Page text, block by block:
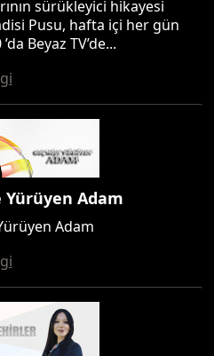
sürükleyici hikayesi
Pusu, hafta içi her gün
Beyaz TV’de...
Yürüyen Adam
Adam